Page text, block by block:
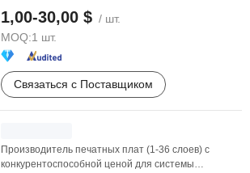
1,00-30,00 $ / шт.
MOQ:1 шт.
Связаться с Поставщиком
Производитель печатных плат (1-36 слоев) с
конкурентоспособной ценой для системы